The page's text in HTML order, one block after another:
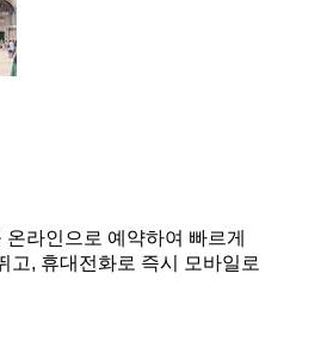
라인으로 예약하여 빠르게
고, 휴대전화로 즉시 모바일로